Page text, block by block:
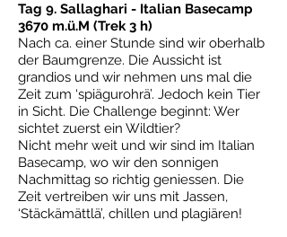
Tag 9. Sallaghari - Italian Basecamp
3670 m.ü.M (Trek 3 h)
Nach ca. einer Stunde sind wir oberhalb
der Baumgrenze. Die Aussicht ist
grandios und wir nehmen uns mal die
Zeit zum ‘spiägurohrä’. Jedoch kein Tier
in Sicht. Die Challenge beginnt: Wer
sichtet zuerst ein Wildtier?
Nicht mehr weit und wir sind im Italian
Basecamp, wo wir den sonnigen
Nachmittag so richtig geniessen. Die
Zeit vertreiben wir uns mit Jassen,
‘Stäckämättlä’, chillen und plagiären!